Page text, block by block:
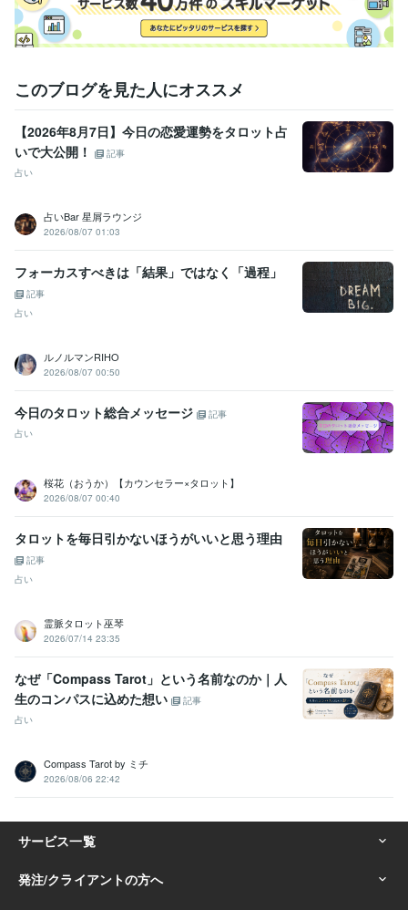
このブログを見た人にオススメ
【2026年8月7日】今日の恋愛運勢をタロット占
いで大公開！
記事
占い
占いBar 星屑ラウンジ
2026/08/07 01:03
フォーカスすべきは「結果」ではなく「過程」
記事
占い
ルノルマンRIHO
2026/08/07 00:50
今日のタロット総合メッセージ
記事
占い
桜花（おうか）【カウンセラー×タロット】
2026/08/07 00:40
タロットを毎日引かないほうがいいと思う理由
記事
占い
霊脈タロット巫琴
2026/07/14 23:35
なぜ「Compass Tarot」という名前なのか｜人
生のコンパスに込めた想い
記事
占い
Compass Tarot by ミチ
2026/08/06 22:42